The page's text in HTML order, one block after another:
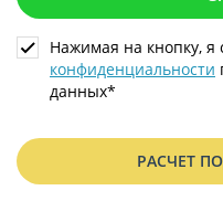
Нажимая на кнопку, я
конфиденциальности
данных*
РАСЧЕТ